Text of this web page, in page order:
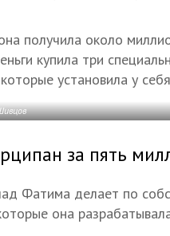
получила около
купила три
установила у
за пять
Фатима делает по
она